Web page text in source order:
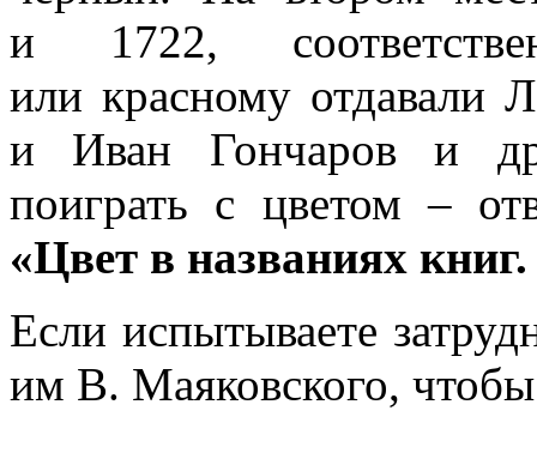
и 1722,
или красному отдавали
и Иван Гончаров и
поиграть с цветом –
«Цвет в названиях
Если испытываете
им В. Маяковского,